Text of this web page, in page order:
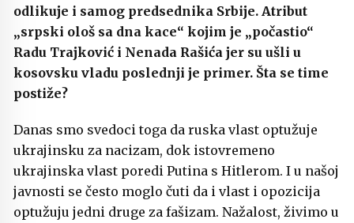
odlikuje i samog predsednika Srbije. Atribut
„srpski ološ sa dna kace“ kojim je „počastio“
Radu Trajković i Nenada Rašića jer su ušli u
kosovsku vladu poslednji je primer. Šta se time
postiže?
Danas smo svedoci toga da ruska vlast optužuje
ukrajinsku za nacizam, dok istovremeno
ukrajinska vlast poredi Putina s Hitlerom. I u našoj
javnosti se često moglo čuti da i vlast i opozicija
optužuju jedni druge za fašizam. Nažalost, živimo u